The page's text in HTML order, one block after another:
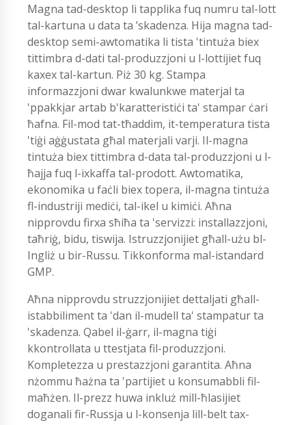
Magna tad-desktop li tapplika fuq numru tal-lott
tal-kartuna u data ta ’skadenza. Hija magna tad-
desktop semi-awtomatika li tista 'tintuża biex
tittimbra d-dati tal-produzzjoni u l-lottijiet fuq
kaxex tal-kartun. Piż 30 kg. Stampa
informazzjoni dwar kwalunkwe materjal ta
'ppakkjar artab b'karatteristiċi ta' stampar ċari
ħafna. Fil-mod tat-tħaddim, it-temperatura tista
'tiġi aġġustata għal materjali varji. Il-magna
tintuża biex tittimbra d-data tal-produzzjoni u l-
ħajja fuq l-ixkaffa tal-prodott. Awtomatika,
ekonomika u faċli biex topera, il-magna tintuża
fl-industriji mediċi, tal-ikel u kimiċi. Aħna
nipprovdu firxa sħiħa ta 'servizzi: installazzjoni,
taħriġ, bidu, tiswija. Istruzzjonijiet għall-użu bl-
Ingliż u bir-Russu. Tikkonforma mal-istandard
GMP.
Aħna nipprovdu struzzjonijiet dettaljati għall-
istabbiliment ta 'dan il-mudell ta' stampatur ta
'skadenza. Qabel il-ġarr, il-magna tiġi
kkontrollata u ttestjata fil-produzzjoni.
Kompletezza u prestazzjoni garantita. Aħna
nżommu ħażna ta 'partijiet u konsumabbli fil-
maħżen. Il-prezz huwa inkluż mill-ħlasijiet
doganali fir-Russja u l-konsenja lill-belt tax-